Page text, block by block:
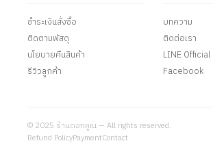
ชำระเงินสั่งซื้อ
ติดตามพัสดุ
นโยบายคืนสินค้า
รีวิวลูกค้า
บทความ
ติดต่อเรา
LINE Official
Facebook
© 2025 ร้านดอกคูณ — All rights reserved.
Refund PolicyPaymentContact